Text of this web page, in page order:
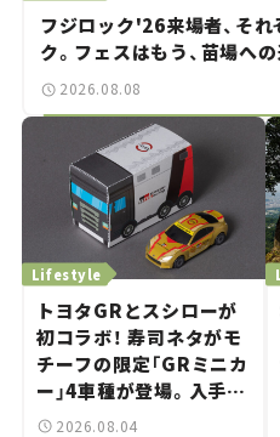
フジロック'26来場者、そ
ク。フェスはもう、苗場へ
2026.08.08
トヨタGRとスシローが
初コラボ！ 寿司ネタがモ
チーフの限定「GRミニカ
ー」4車種が登場。入手方
法は？【クルマとホビー】
Lifestyle
2026.08.04